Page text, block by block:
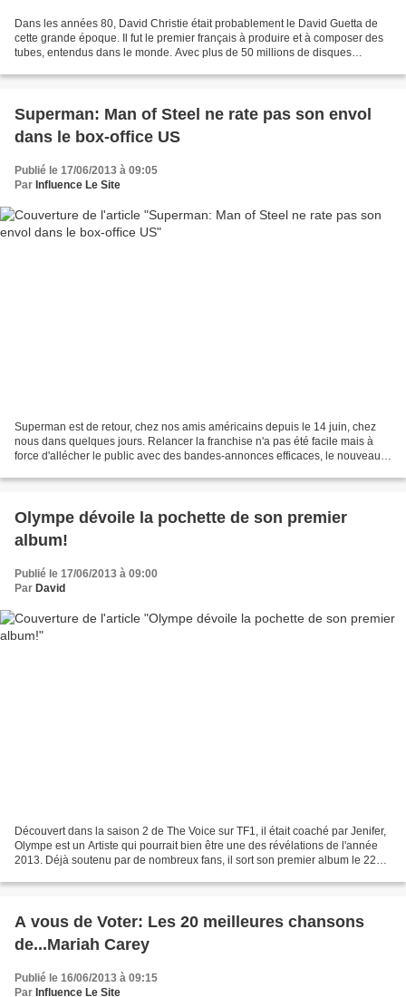
Dans les années 80, David Christie était probablement le David Guetta de
cette grande époque. Il fut le premier français à produire et à composer des
tubes, entendus dans le monde. Avec plus de 50 millions de disques
Superman: Man of Steel ne rate pas son envol
dans le box-office US
Publié le 17/06/2013 à 09:05
Par Influence Le Site
Superman est de retour, chez nos amis américains depuis le 14 juin, chez
nous dans quelques jours. Relancer la franchise n'a pas été facile mais à
force d'allécher le public avec des bandes-annonces efficaces, le nouveau
Olympe dévoile la pochette de son premier
album!
Publié le 17/06/2013 à 09:00
Par David
Découvert dans la saison 2 de The Voice sur TF1, il était coaché par Jenifer,
Olympe est un Artiste qui pourrait bien être une des révélations de l'année
2013. Déjà soutenu par de nombreux fans, il sort son premier album le 22
A vous de Voter: Les 20 meilleures chansons
de...Mariah Carey
Publié le 16/06/2013 à 09:15
Par Influence Le Site